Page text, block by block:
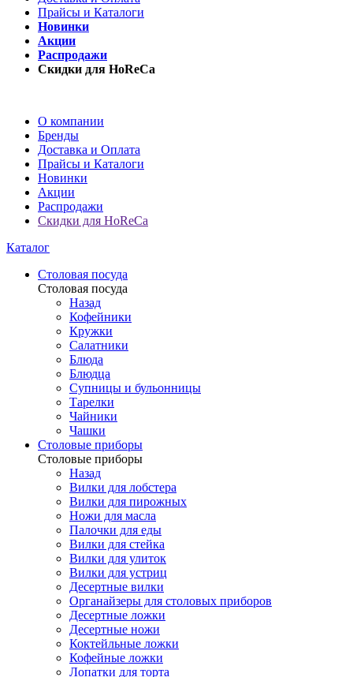
Прайсы и Каталоги
Новинки
Акции
Распродажи
Скидки для HoReCa
О компании
Бренды
Доставка и Оплата
Прайсы и Каталоги
Новинки
Акции
Распродажи
Скидки для HoReCa
Каталог
Столовая посуда
Столовая посуда
Назад
Кофейники
Кружки
Салатники
Блюда
Блюдца
Супницы и бульонницы
Тарелки
Чайники
Чашки
Cтоловые приборы
Cтоловые приборы
Назад
Вилки для лобстера
Вилки для пирожных
Ножи для масла
Палочки для еды
Вилки для стейка
Вилки для улиток
Вилки для устриц
Десертные вилки
Органайзеры для столовых приборов
Десертные ложки
Десертные ножи
Коктейльные ложки
Кофейные ложки
Лопатки для торта